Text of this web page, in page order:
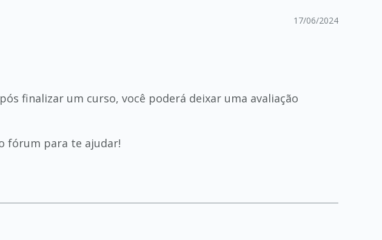
17/06/2024
finalizar um curso, você poderá deixar uma avaliação
fórum para te ajudar!